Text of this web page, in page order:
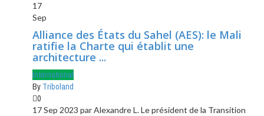
17
Sep
Alliance des États du Sahel (AES): le Mali
ratifie la Charte qui établit une
architecture ...
International
By Triboland
0
17 Sep 2023 par Alexandre L. Le président de la Transition